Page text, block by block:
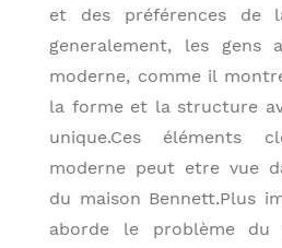
et des préférences de
generalement, les gens
moderne, comme il
la forme et la structure
unique.Ces éléments
moderne peut etre vue
du maison Bennett.Plus
aborde le problème du